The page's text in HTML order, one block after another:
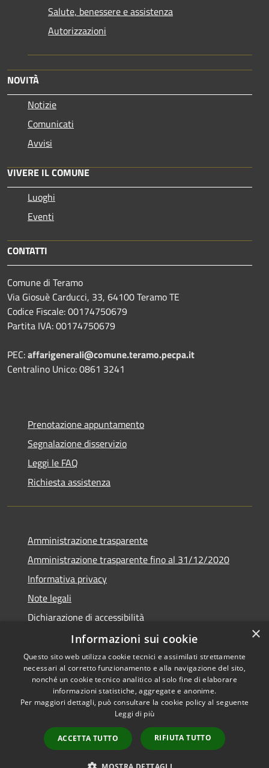
Salute, benessere e assistenza
Autorizzazioni
NOVITÀ
Notizie
Comunicati
Avvisi
VIVERE IL COMUNE
Luoghi
Eventi
CONTATTI
Comune di Teramo
Via Giosuè Carducci, 33, 64100 Teramo TE
Codice Fiscale: 00174750679
Partita IVA: 00174750679
PEC:affarigenerali@comune.teramo.pecpa.it
Centralino Unico: 0861 3241
Prenotazione appuntamento
Segnalazione disservizio
Leggi le FAQ
Richiesta assistenza
Amministrazione trasparente
Amministrazione trasparente fino al 31/12/2020
Informativa privacy
Note legali
Dichiarazione di accessibilità
Accessibilità
Privacy
Mappa del sito
Area riservata ai
Copyright © 2026 • Comune di
Teramo • Powered by
Municipium• Accesso
×
Informazioni sui cookie
Questo sito web utilizza cookie tecnici e assimilati strettamente
necessari al corretto funzionamento e alla navigazione del sito,
nonché un cookie tecnico analitico al solo fine di elaborare
informazioni statistiche, aggregate e anonime.
Per maggiori dettagli, può consultare la cookie policy al seguente
Leggi di più
ACCETTA TUTTO RIFIUTA TUTTO